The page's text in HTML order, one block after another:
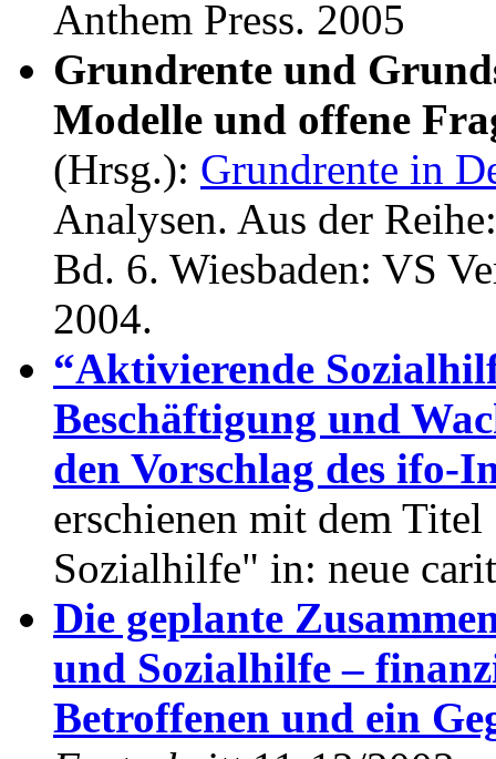
Anthem Press. 2005
Grundrente und
Modelle und offene
(Hrsg.): Grundrente in
Analysen. Aus der
Bd. 6. Wiesbaden: VS
2004.
“Aktivierende
Beschäftigung und
den Vorschlag des ifo-
erschienen mit dem
Sozialhilfe" in: neue
Die geplante
und Sozialhilfe –
Betroffenen und ein